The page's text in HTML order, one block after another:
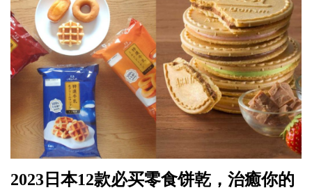
2023日本12款必买零食饼乾，治癒你的